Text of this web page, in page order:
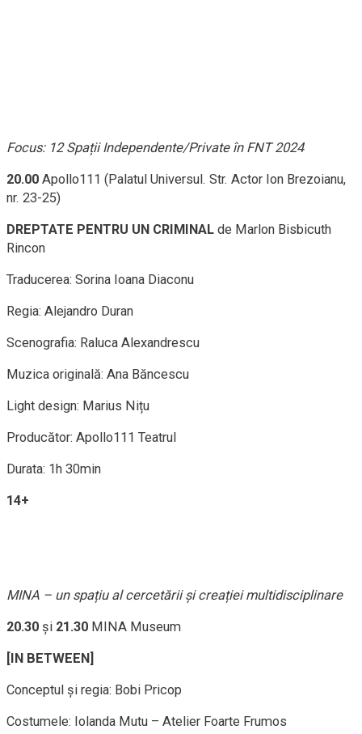
Focus: 12 Spații Independente/Private în FNT 2024
20.00 Apollo111 (Palatul Universul. Str. Actor Ion Brezoianu,
nr. 23-25)
DREPTATE PENTRU UN CRIMINAL de Marlon Bisbicuth
Rincon
Traducerea: Sorina Ioana Diaconu
Regia: Alejandro Duran
Scenografia: Raluca Alexandrescu
Muzica originală: Ana Băncescu
Light design: Marius Nițu
Producător: Apollo111 Teatrul
Durata: 1h 30min
14+
MINA – un spațiu al cercetării și creației multidisciplinare
20.30 și 21.30 MINA Museum
[IN BETWEEN]
Conceptul și regia: Bobi Pricop
Costumele: Iolanda Mutu – Atelier Foarte Frumos